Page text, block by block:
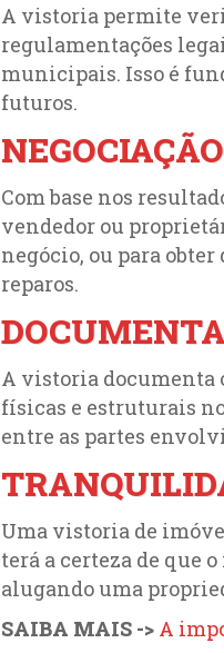
A vistoria permite
regulamentações
municipais. Isso é
futuros.
Com base nos
vendedor ou
negócio, ou para
reparos.
A vistoria documenta
físicas e estruturais
entre as partes
Uma vistoria de
terá a certeza de que
alugando uma
SAIBA MAIS -> A